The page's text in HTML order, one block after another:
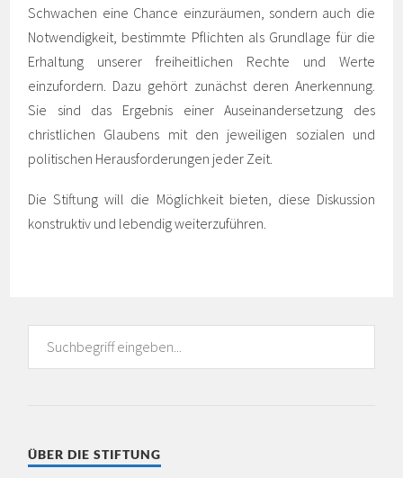
Schwachen eine Chance einzuräumen, sondern auch die
Notwendigkeit, bestimmte Pflichten als Grundlage für die
Erhaltung unserer freiheitlichen Rechte und Werte
einzufordern. Dazu gehört zunächst deren Anerkennung.
Sie sind das Ergebnis einer Auseinandersetzung des
christlichen Glaubens mit den jeweiligen sozialen und
politischen Herausforderungen jeder Zeit.
Die Stiftung will die Möglichkeit bieten, diese Diskussion
konstruktiv und lebendig weiterzuführen.
ÜBER DIE STIFTUNG